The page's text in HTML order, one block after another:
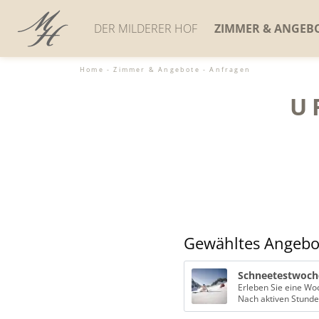
DER MILDERER HOF ZIMMER &
Home -Zimmer & Angebote-Anfragen
Gewähltes
Nach aktiven Stunden im Schnee genießen Sie wohltuende Ruhe